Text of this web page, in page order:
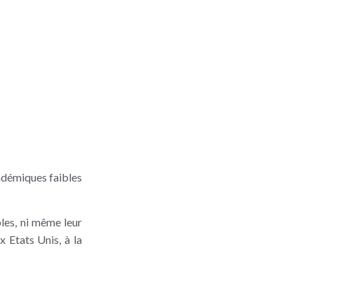
faibles
ni même leur
Etats Unis, à la